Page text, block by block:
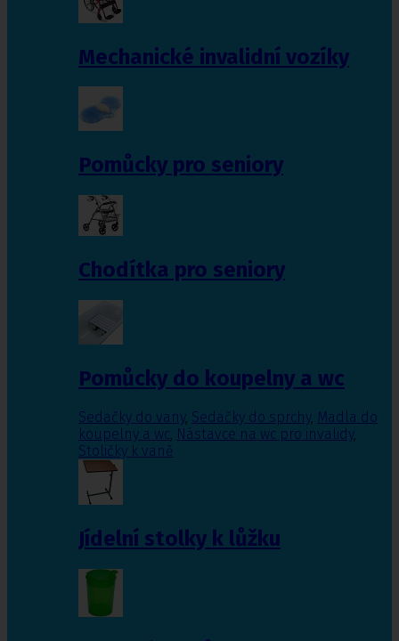
Mechanické invalidní vozíky
Pomůcky pro seniory
Chodítka pro seniory
Pomůcky do koupelny a wc
Sedačky do vany, Sedačky do sprchy, Madla do
koupelny a wc, Nástavce na wc pro invalidy,
Stoličky k vaně
Jídelní stolky k lůžku